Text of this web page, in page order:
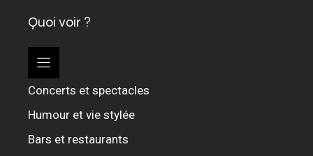
Quoi voir ?
Concerts et spectacles
Humour et vie stylée
Bars et restaurants